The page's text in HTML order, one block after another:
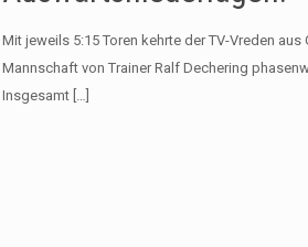
Mit jeweils 5:15 Toren kehrte der TV-Vreden
Mannschaft von Trainer Ralf Dechering
Insgesamt[…]